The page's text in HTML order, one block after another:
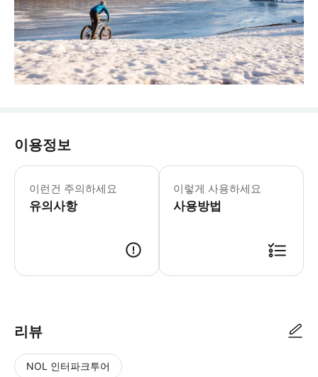
이용정보
이런건 주의하세요
유의사항
🅾️ 투어에 포함되어 있어요 – 한국인
이렇게 사용하세요
사용방법
리뷰
NOL 인터파크투어